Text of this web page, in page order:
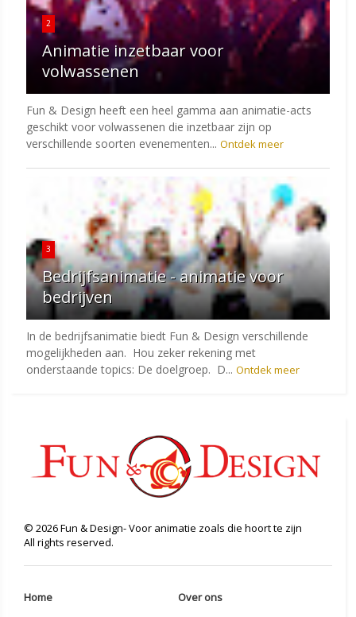
2
Animatie inzetbaar voor
volwassenen
Fun & Design heeft een heel gamma aan animatie-acts
geschikt voor volwassenen die inzetbaar zijn op
verschillende soorten evenementen... Ontdek meer
3
Bedrijfsanimatie - animatie voor
bedrijven
In de bedrijfsanimatie biedt Fun & Design verschillende
mogelijkheden aan. Hou zeker rekening met
onderstaande topics: De doelgroep. D... Ontdek meer
©2026Fun & Design- Voor animatie zoals die hoort te zijn
All rights reserved.
Home Over ons